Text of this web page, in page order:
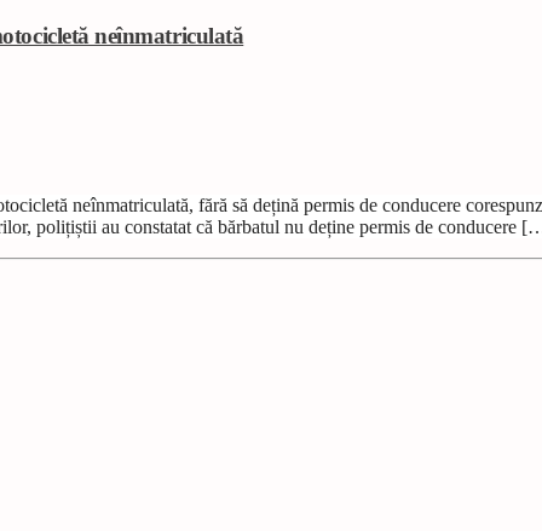
neînmatriculată
neînmatriculată, fără să dețină permis de conducere
polițiștii au constatat că bărbatul nu deține permis de conducere